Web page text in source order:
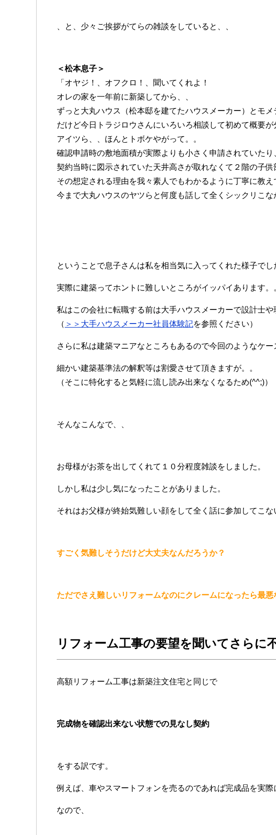
、と、少々ご挨拶がてらの雑談をしていると、、
＜松本息子＞
「オヤジ！、オフクロ！、聞いてくれよ！
オレの家を一年前に新築してから、、
ずっと大丸ハウス（松本邸を建てたハウスメーカー）とモメ
だけど今日トラジロウさんにいろいろ相談して初めて概要が
アイツら、、ほんとトボケやがって。。
確認申請時の敷地面積が実際よりも小さく申請されていたり
契約当時に図示されていた天井高さが取れなくて２階の子供
その想定される理由を我々素人でもわかるように丁寧に教え
今まで大丸ハウスのヤツらと何度も話して全くシックリこな
ということで息子さんは私を相当気に入ってくれた様子でし
実際に建築ってホントに難しいところがイッパイあります。
私はこの会社に転職する前は大手ハウスメーカーで設計士や
（ ＞＞大手ハウスメーカー社員体験記を参照ください）
さらに私は建築マニアなところもあるので今回のようなケー
細かい建築基準法の解釈等は割愛させて頂きますが。。
（そこに特化すると気軽に流し読み出来なくなるため(^^;)）
そんなこんなで、、
お母様がお茶を出してくれて１０分程度雑談をしました。
しかし私は少し気になったことがありました。
それはお父様が終始気難しい顔をして全く話に参加してこな
すごく気難しそうだけど大丈夫なんだろうか？
ただでさえ難しいリフォームなのにクレームになったら最悪
リフォーム工事の要望を聞いてさらに
高額リフォーム工事は新築注文住宅と同じで
完成物を確認出来ない状態での見なし契約
をする訳です。
例えば、車やスマートフォンを売るのであれば完成品を実際
なので、